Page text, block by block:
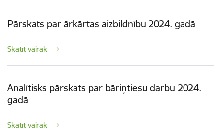
Pārskats par ārkārtas aizbildnību 2024. gadā
Skatīt vairāk
Analītisks pārskats par bāriņtiesu darbu 2024.
gadā
Skatīt vairāk